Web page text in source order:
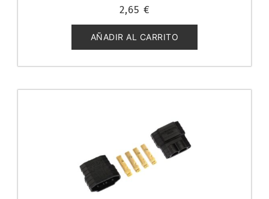
con
de
5
2,65 €
AÑADIR AL CARRITO